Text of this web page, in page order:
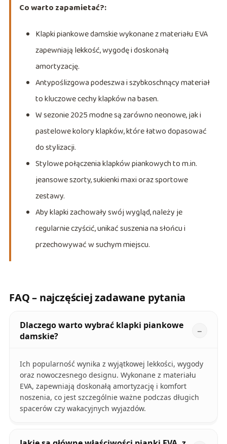
Co warto zapamietać?:
Klapki piankowe damskie wykonane z materiału EVA
zapewniają lekkość, wygodę i doskonałą
amortyzację.
Antypoślizgowa podeszwa i szybkoschnący materiał
to kluczowe cechy klapków na basen.
W sezonie 2025 modne są zarówno neonowe, jak i
pastelowe kolory klapków, które łatwo dopasować
do stylizacji.
Stylowe połączenia klapków piankowych to m.in.
jeansowe szorty, sukienki maxi oraz sportowe
zestawy.
Aby klapki zachowały swój wygląd, należy je
regularnie czyścić, unikać suszenia na słońcu i
przechowywać w suchym miejscu.
FAQ – najczęściej zadawane pytania
Dlaczego warto wybrać klapki piankowe
damskie?
Ich popularność wynika z wyjątkowej lekkości, wygody
oraz nowoczesnego designu. Wykonane z materiału
EVA, zapewniają doskonałą amortyzację i komfort
noszenia, co jest szczególnie ważne podczas długich
spacerów czy wakacyjnych wyjazdów.